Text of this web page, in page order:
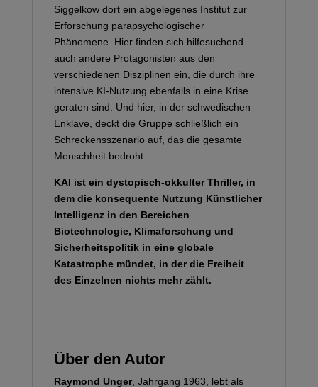
Siggelkow dort ein abgelegenes Institut zur
Erforschung parapsychologischer
Phänomene. Hier finden sich hilfesuchend
auch andere Protagonisten aus den
verschiedenen Disziplinen ein, die durch ihre
intensive KI-Nutzung ebenfalls in eine Krise
geraten sind. Und hier, in der schwedischen
Enklave, deckt die Gruppe schließlich ein
Schreckensszenario auf, das die gesamte
Menschheit bedroht …
KAI ist ein dystopisch-okkulter Thriller, in
dem die konsequente Nutzung Künstlicher
Intelligenz in den Bereichen
Biotechnologie, Klimaforschung und
Sicherheitspolitik in eine globale
Katastrophe mündet, in der die Freiheit
des Einzelnen nichts mehr zählt.
Über den Autor
Raymond Unger, Jahrgang 1963, lebt als